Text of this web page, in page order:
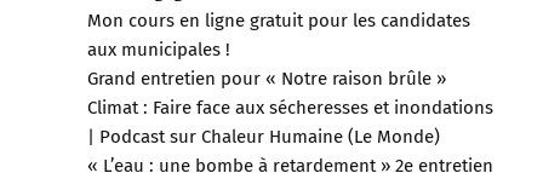
Mon cours en ligne gratuit pour les candidates
aux municipales !
Grand entretien pour « Notre raison brûle »
Climat : Faire face aux sécheresses et inondations
| Podcast sur Chaleur Humaine (Le Monde)
« L’eau : une bombe à retardement » 2e entretien